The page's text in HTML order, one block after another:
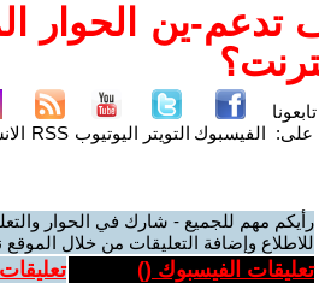
تدعم-ين الحوار
تابعونا
على: الفيسبوك التويتر اليوتيوب RSS
رأيكم مهم للجميع - شارك في الحوار
للاطلاع وإضافة التعليقات من خلال
تعليقات الفيسبوك ()